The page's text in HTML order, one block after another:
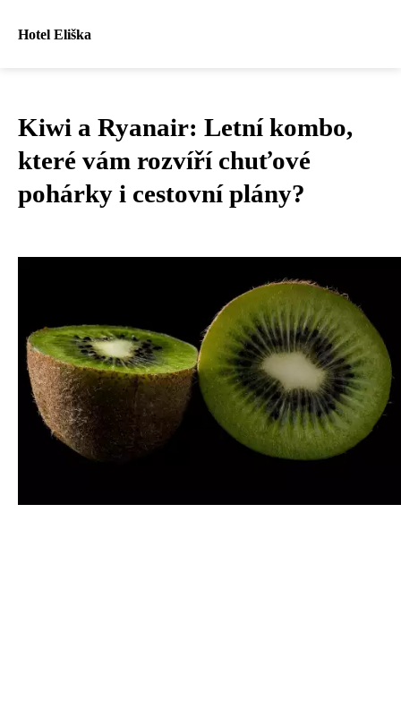
Hotel Eliška
Kiwi a Ryanair: Letní kombo,
které vám rozvíří chuťové
pohárky i cestovní plány?